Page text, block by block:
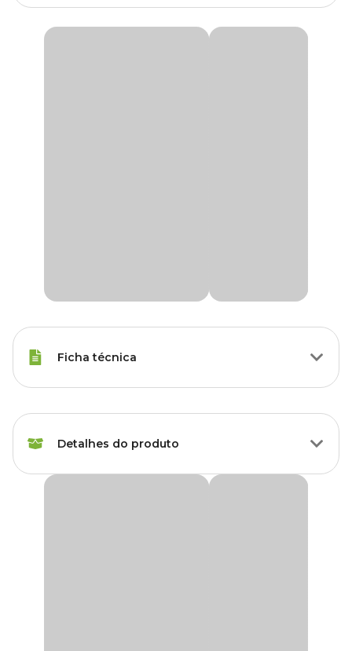
Ficha técnica
Gênero Unissex
Detalhes do produto